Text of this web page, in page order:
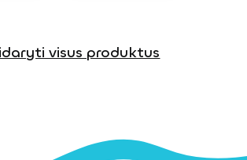
visus produktus